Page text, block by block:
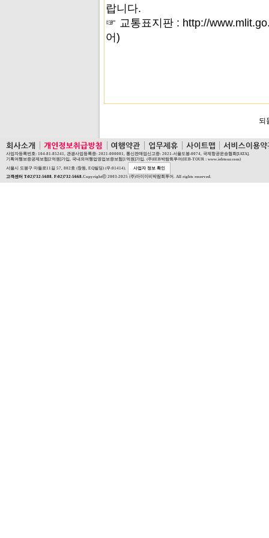
랍니다.
☞ 교통표지판 : http://
어)
되
사업자등록번호: 104-81-85241, 관광사업등록증: 2021-000001, 통신판매업신고증: 2021-서울도봉-0074, 국제항공운송협회[IATA].
기획여행보증공제보험[2억원]가입, 국내외여행업영업보증보험[1억원]가입. (주)IEB박람회투어(IEB-TOUR : www.iebtour.com)
서울시 도봉구 마들로11길 57, 802호 (창동, EQ빌딩) (우:01414).
사업자 정보 확인
고객센터 T:02)732-5688. F:02)732-5668.Copyrightⓒ 2003-2025 (주)아이이비박람회투어. All rights reserved.